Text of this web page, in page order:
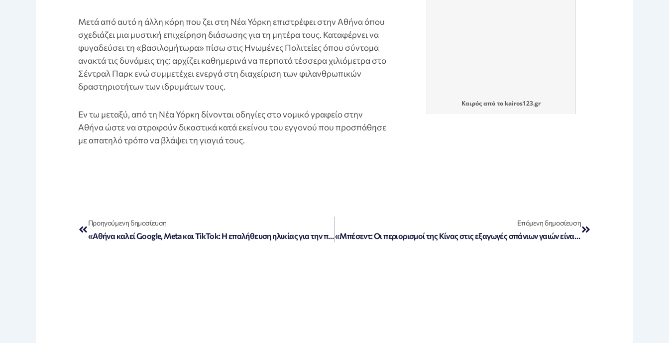
Mετά από αυτό η άλλη κόρη που ζει στη Νέα Υόρκη επιστρέφει στην Αθήνα όπου
σχεδιάζει μια μυστική επιχείρηση διάσωσης για τη μητέρα τους. Καταφέρνει να
φυγαδεύσει τη «βασιλομήτωρα» πίσω στις Ηνωμένες Πολιτείες όπου σύντομα
ανακτά τις δυνάμεις της: αρχίζει καθημερινά να περπατά τέσσερα χιλιόμετρα στο
Σέντραλ Παρκ ενώ συμμετέχει ενεργά στη διαχείριση των φιλανθρωπικών
δραστηριοτήτων των ιδρυμάτων τους.
Eν τω μεταξύ, από τη Νέα Υόρκη δίνονται οδηγίες στο νομικό γραφείο στην
Αθήνα ώστε να στραφούν δικαστικά κατά εκείνου του εγγονού που προσπάθησε
με απατηλό τρόπο να βλάψει τη γιαγιά τους.
Καιρόςαπό το kairos123.gr
Προηγούμενη δημοσίευση
«Αθήνα καλεί Google, Meta και TikTok: Η επαλήθευση ηλικίας για την προστασία των ανηλίκων online είναι επιτακτική!»
Επόμενη δημοσίευση
«Μπέσεντ: Οι περιορισμοί της Κίνας στις εξαγωγές σπάνιων γαιών είναι στρατηγικό λάθος – Αντίκτυποι και η αντίδραση της G7»